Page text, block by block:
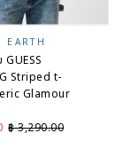
EARTH
GUESS
Striped t-
Glamour
ราคาปกติ
฿ 3,290.00